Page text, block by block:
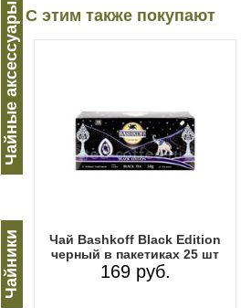
Чайные аксессуары
Чайники
С этим также покупают
Чай Bashkoff Black Edition
черный в пакетиках 25 шт
169 руб.